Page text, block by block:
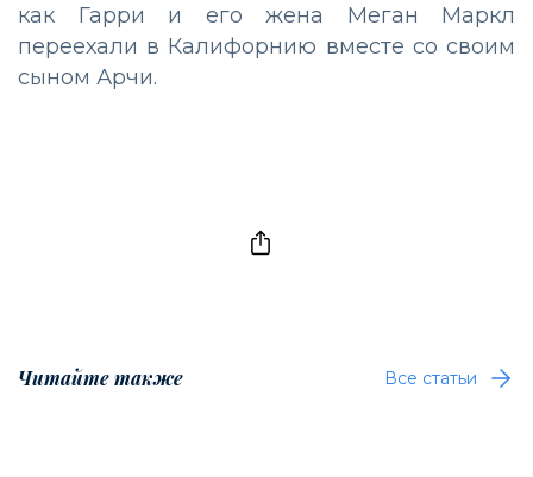
как Гарри и его жена Меган Маркл
переехали в Калифорнию вместе со своим
сыном Арчи.
Читайте также Все статьи